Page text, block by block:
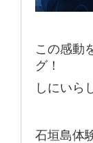
この感動
グ！
しにいら
石垣島体